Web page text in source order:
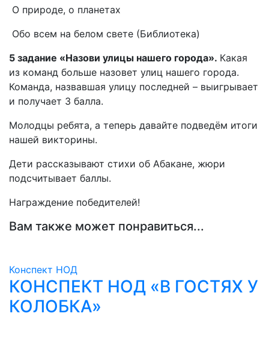
О природе, о планетах
Обо всем на белом свете (Библиотека)
5 задание «Назови улицы нашего города». Какая
из команд больше назовет улиц нашего города.
Команда, назвавшая улицу последней – выигрывает
и получает 3 балла.
Молодцы ребята, а теперь давайте подведём итоги
нашей викторины.
Дети рассказывают стихи об Абакане, жюри
подсчитывает баллы.
Награждение победителей!
Вам также может понравиться...
Конспект НОД
КОНСПЕКТ НОД «В ГОСТЯХ У
КОЛОБКА»